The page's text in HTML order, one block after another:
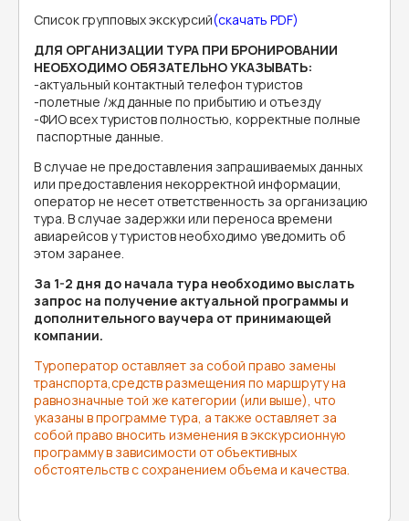
Список групповых экскурсий(скачать PDF)
ДЛЯ ОРГАНИЗАЦИИ ТУРА ПРИ БРОНИРОВАНИИ
НЕОБХОДИМО ОБЯЗАТЕЛЬНО УКАЗЫВАТЬ:
-актуальный контактный телефон туристов
-полетные /жд данные по прибытию и отъезду
-ФИО всех туристов полностью, корректные полные
паспортные данные.
В случае не предоставления запрашиваемых данных
или предоставления некорректной информации,
оператор не несет ответственность за организацию
тура. В случае задержки или переноса времени
авиарейсов у туристов необходимо уведомить об
этом заранее.
За 1-2 дня до начала тура необходимо выслать
запрос на получение актуальной программы и
дополнительного ваучера от принимающей
компании.
Туроператор оставляет за собой право замены
транспорта,средств размещения по маршруту на
равнозначные той же категории (или выше), что
указаны в программе тура, а также оставляет за
собой право вносить изменения в экскурсионную
программу в зависимости от объективных
обстоятельств с сохранением объема и качества.